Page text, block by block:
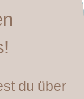
du über